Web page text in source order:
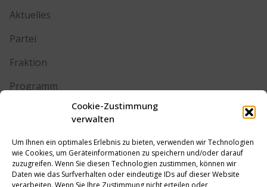
Cookie-Zustimmung
verwalten
Um Ihnen ein optimales Erlebnis zu bieten, verwenden wir Technologien
wie Cookies, um Geräteinformationen zu speichern und/oder darauf
zuzugreifen. Wenn Sie diesen Technologien zustimmen, können wir
Daten wie das Surfverhalten oder eindeutige IDs auf dieser Website
verarbeiten. Wenn Sie Ihre Zustimmung nicht erteilen oder
Aktuelles
Partei
Fraktion
Programm
RECHTLICHES
Impressum